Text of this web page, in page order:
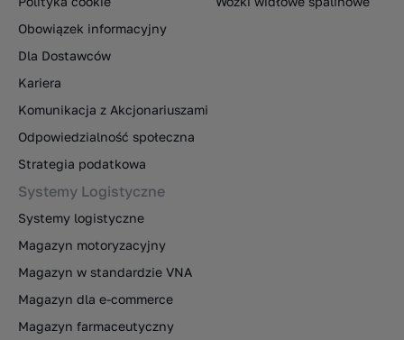
Obowiązek informacyjny
Dla Dostawców
Kariera
Komunikacja z Akcjonariuszami
Odpowiedzialność społeczna
Strategia podatkowa
Systemy Logistyczne
Systemy logistyczne
Magazyn motoryzacyjny
Magazyn w standardzie VNA
Magazyn dla e-commerce
Magazyn farmaceutyczny